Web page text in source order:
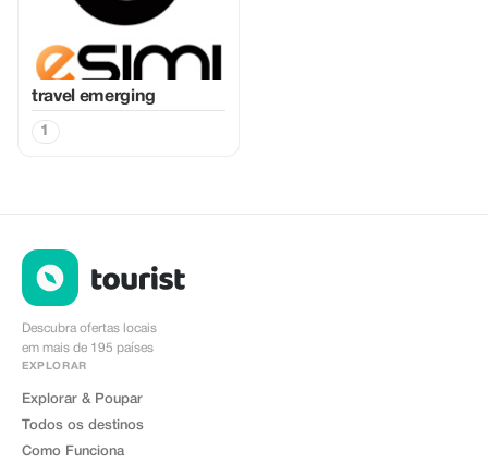
travel emerging
1
Descubra ofertas locais
em mais de 195 países
EXPLORAR
Explorar & Poupar
Todos os destinos
Como Funciona